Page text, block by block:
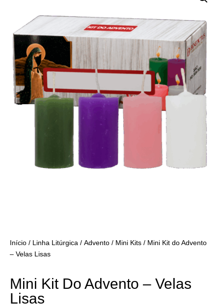
Início / Linha Litúrgica / Advento / Mini Kits / Mini Kit do Advento
– Velas Lisas
Mini Kit Do Advento – Velas
Lisas